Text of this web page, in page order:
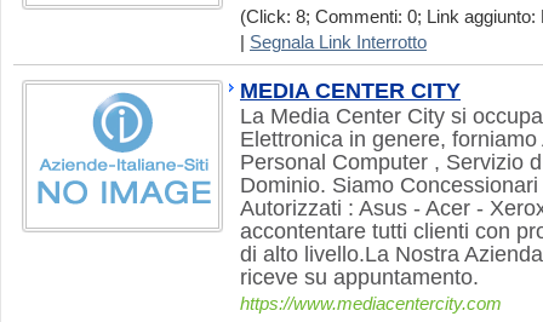
(Click: 8; Commenti: 0; Link aggiunto:
Segnala Link Interrotto
MEDIA CENTER CITY
La Media Center City si
Elettronica in genere,
Personal Computer , Servizio
Dominio. Siamo
Autorizzati : Asus - Acer -
accontentare tutti clienti con
di alto livello.La Nostra
riceve su appuntamento.
https://www.mediacentercity.com